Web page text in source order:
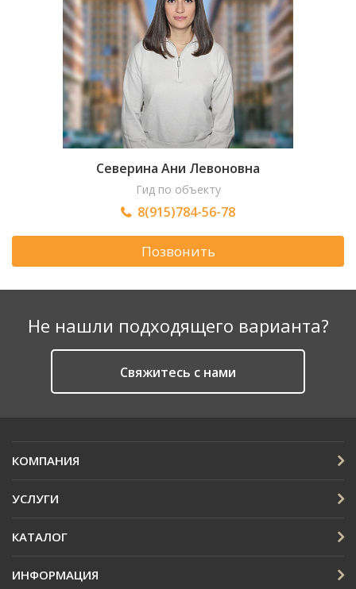
Северина Ани Левоновна
Гид по объекту
8(915)784-56-78
Позвонить
Не нашли подходящего варианта?
Cвяжитесь с нами
КОМПАНИЯ
УСЛУГИ
КАТАЛОГ
ИНФОРМАЦИЯ